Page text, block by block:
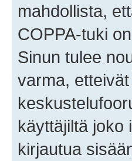
mahdollista,
COPPA-tuki
Sinun tulee
varma,
käyttäjiltä joko
kirjautua